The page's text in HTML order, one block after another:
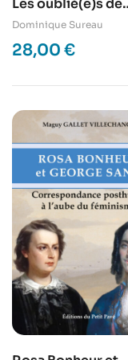
Les oublié(e)s de
Bessonneau
Dominique Sureau
28,00 €